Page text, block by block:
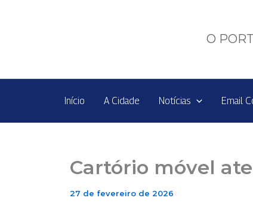
O
Início A Cidade Notícias Email
Cartório móvel
27 de fevereiro de 2026